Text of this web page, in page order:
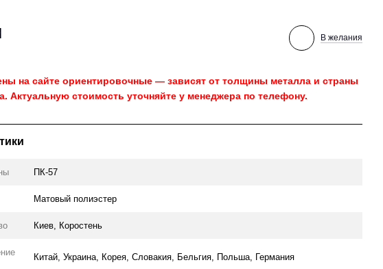
В желания
на сайте ориентировочные — зависят от толщины металла и страны
Актуальную стоимость уточняйте у менеджера по телефону.
ПК-57
Матовый полиэстер
Киев, Коростень
Китай, Украина, Корея, Словакия, Бельгия, Польша, Германия